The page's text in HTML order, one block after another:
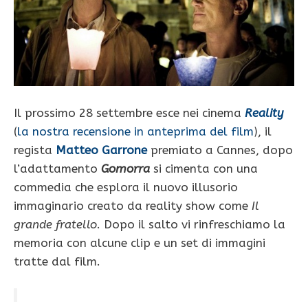
Il prossimo 28 settembre esce nei cinema Reality
(la nostra recensione in anteprima del film), il
regista Matteo Garronepremiato a Cannes, dopo
l’adattamento Gomorra si cimenta con una
commedia che esplora il nuovo illusorio
immaginario creato da reality show come Il
grande fratello. Dopo il salto vi rinfreschiamo la
memoria con alcune clip e un set di immagini
tratte dal film.